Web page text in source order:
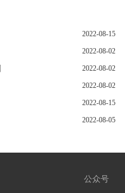
2022-08-15
2022-08-02
2022-08-02
2022-08-02
2022-08-15
2022-08-05
公众号